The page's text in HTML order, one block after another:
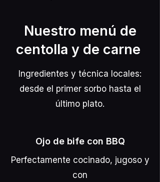
Nuestro menú de
centolla y de carne
Ingredientes y técnica locales:
desde el primer sorbo hasta el
último plato.
Ojo de bife con BBQ
Perfectamente cocinado, jugoso y
con